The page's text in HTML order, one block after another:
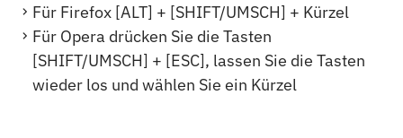
Für Firefox [ALT] + [SHIFT/UMSCH] + Kürzel
Für Opera drücken Sie die Tasten
[SHIFT/UMSCH] + [ESC], lassen Sie die Tasten
wieder los und wählen Sie ein Kürzel